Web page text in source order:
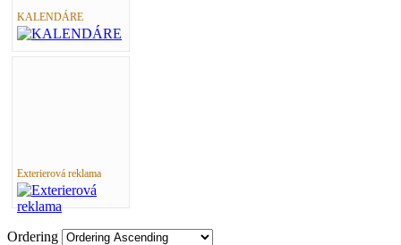
KALENDÁRE
Exterierová reklama
Ordering